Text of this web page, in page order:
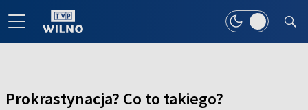
Prokrastynacja? Co to takiego?